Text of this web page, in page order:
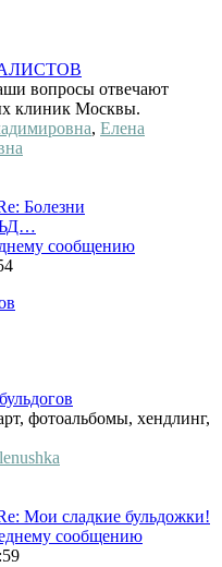
вопросы отвечают
клиник Москвы.
, Елена
Болезни
сообщению
фотоальбомы, хендлинг,
Мои сладкие бульдожки!
сообщению